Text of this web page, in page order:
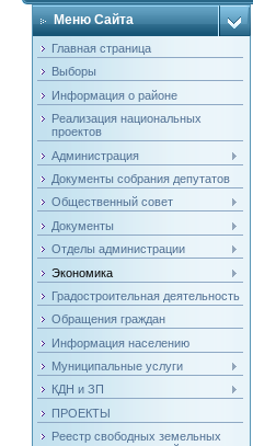
Меню Сайта
Главная страница
Выборы
Информация о районе
Реализация национальных
проектов
Администрация
Документы собрания депутатов
Общественный совет
Документы
Отделы администрации
Экономика
Градостроительная деятельность
Обращения граждан
Информация населению
Муниципальные услуги
КДН и ЗП
ПРОЕКТЫ
Реестр свободных земельных